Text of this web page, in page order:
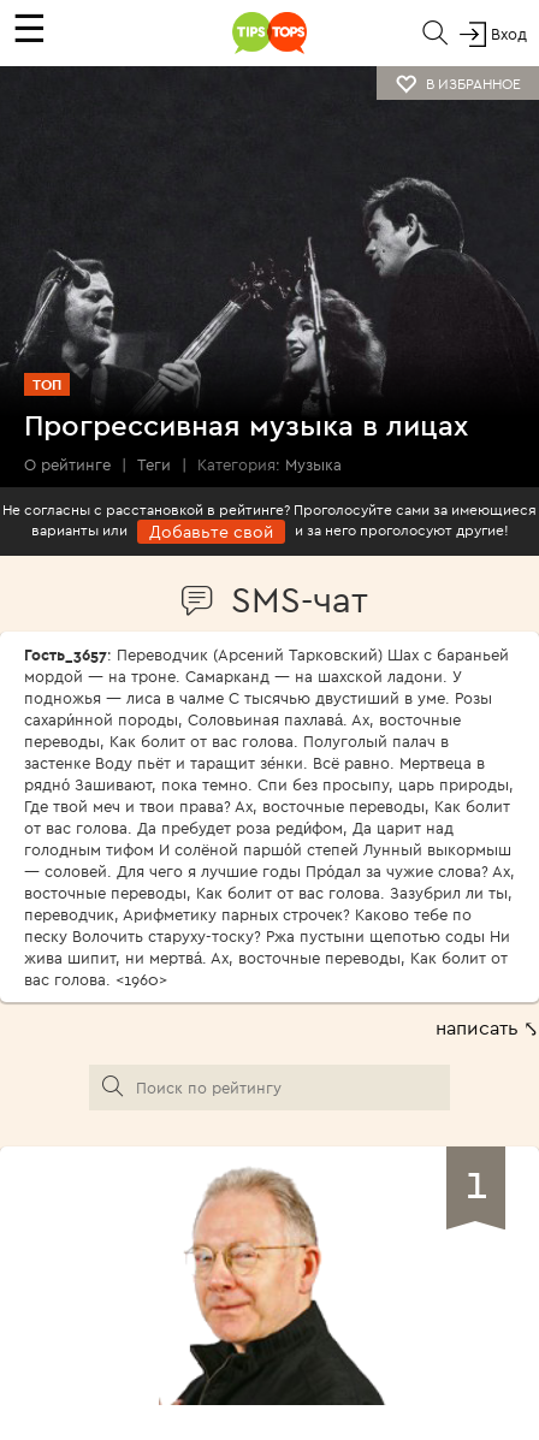
☰ Вход
В ИЗБРАННОЕ
ТОП
Прогрессивная музыка в лицах
О рейтинге | Теги | Категория: Музыка
Не согласны с расстановкой в рейтинге? Проголосуйте сами за имеющиеся
варианты или
Добавьте свой и за него проголосуют другие!
SMS-чат
Гость_3657: Переводчик (Арсений Тарковский) Шах с бараньей
мордой — на троне. Самарканд — на шахской ладони. У
подножья — лиса в чалме С тысячью двустиший в уме. Розы
сахари́нной породы, Соловьиная пахлава́. Ах, восточные
переводы, Как болит от вас голова. Полуголый палач в
застенке Воду пьёт и таращит зе́нки. Всё равно. Мертвеца в
рядно́ Зашивают, пока темно. Спи без просыпу, царь природы,
Где твой меч и твои права? Ах, восточные переводы, Как болит
от вас голова. Да пребудет роза реди́фом, Да царит над
голодным тифом И солёной паршо́й степей Лунный выкормыш
— соловей. Для чего я лучшие годы Про́дал за чужие слова? Ах,
восточные переводы, Как болит от вас голова. Зазубрил ли ты,
переводчик, Арифметику парных строчек? Каково тебе по
песку Волочить старуху-тоску? Ржа пустыни щепотью соды Ни
жива шипит, ни мертва́. Ах, восточные переводы, Как болит от
вас голова. <1960>
написать ⤣
1